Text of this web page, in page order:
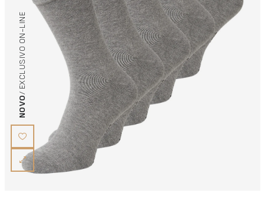
Praia
Casacos
Cintos
Meias
NOVO
/ EXCLUSIVO ON-LINE